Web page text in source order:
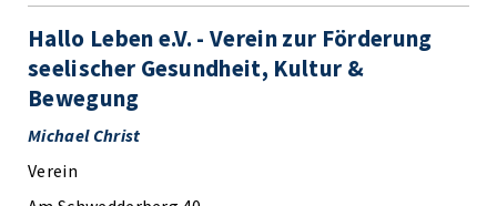
Hallo Leben e.V. - Verein zur Förderung
seelischer Gesundheit, Kultur &
Bewegung
Michael Christ
Verein